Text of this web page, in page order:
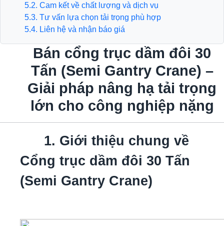
5.2. Cam kết về chất lượng và dịch vụ
5.3. Tư vấn lựa chọn tải trọng phù hợp
5.4. Liên hệ và nhận báo giá
Bán cổng trục dầm đôi 30
Tấn (Semi Gantry Crane) –
Giải pháp nâng hạ tải trọng
lớn cho công nghiệp nặng
1. Giới thiệu chung về
Cổng trục dầm đôi 30 Tấn
(Semi Gantry Crane)